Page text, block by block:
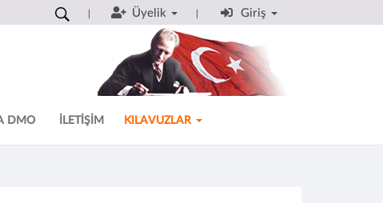
Üyelik Giriş
DMO İLETİŞİM KILAVUZLAR